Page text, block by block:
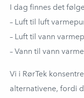
I dag finnes det
– Luft til luft
– Luft til vann
– Vann til vann
Vi i RørTek
alternativene, fordi